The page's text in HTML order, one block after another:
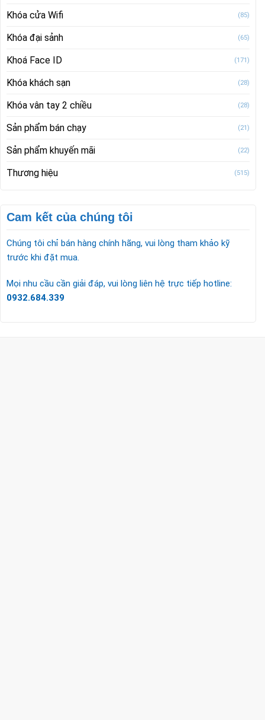
Khóa cửa Wifi (85)
Khóa đại sảnh (65)
Khoá Face ID (171)
Khóa khách sạn (28)
Khóa vân tay 2 chiều (28)
Sản phẩm bán chạy (21)
Sản phẩm khuyến mãi (22)
Thương hiệu (515)
Cam kết của chúng tôi
Chúng tôi chỉ bán hàng chính hãng, vui lòng tham khảo kỹ
trước khi đặt mua.
Mọi nhu cầu cần giải đáp, vui lòng liên hệ trực tiếp hotline:
0932.684.339